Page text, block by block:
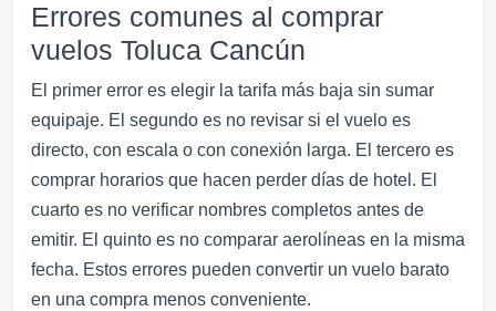
Errores comunes al comprar
vuelos Toluca Cancún
El primer error es elegir la tarifa más baja sin sumar
equipaje. El segundo es no revisar si el vuelo es
directo, con escala o con conexión larga. El tercero es
comprar horarios que hacen perder días de hotel. El
cuarto es no verificar nombres completos antes de
emitir. El quinto es no comparar aerolíneas en la misma
fecha. Estos errores pueden convertir un vuelo barato
en una compra menos conveniente.